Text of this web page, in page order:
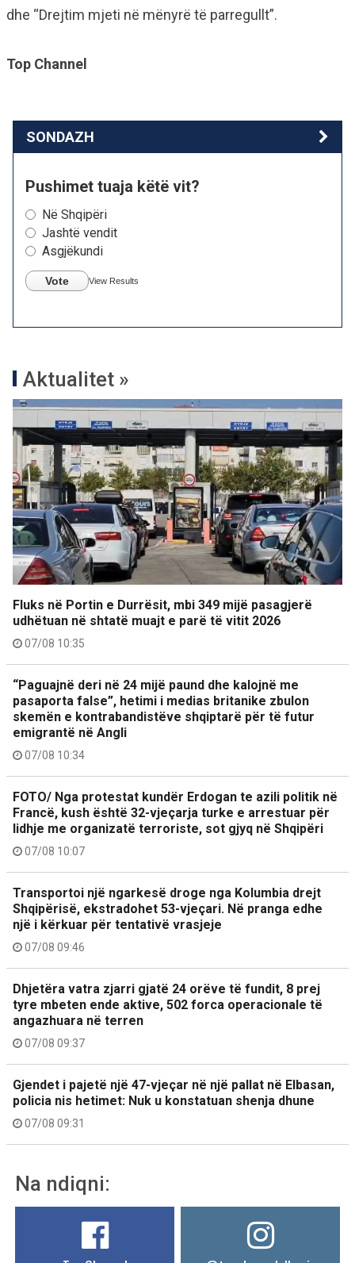
dhe “Drejtim mjeti në mënyrë të parregullt”.
Top Channel
SONDAZH
Pushimet tuaja këtë vit?
Në Shqipëri
Jashtë vendit
Asgjëkundi
Vote View Results
Aktualitet »
Fluks në Portin e Durrësit, mbi 349 mijë pasagjerë
udhëtuan në shtatë muajt e parë të vitit 2026
07/08 10:35
“Paguajnë deri në 24 mijë paund dhe kalojnë me
pasaporta false”, hetimi i medias britanike zbulon
skemën e kontrabandistëve shqiptarë për të futur
emigrantë në Angli
07/08 10:34
FOTO/ Nga protestat kundër Erdogan te azili politik në
Francë, kush është 32-vjeçarja turke e arrestuar për
lidhje me organizatë terroriste, sot gjyq në Shqipëri
07/08 10:07
Transportoi një ngarkesë droge nga Kolumbia drejt
Shqipërisë, ekstradohet 53-vjeçari. Në pranga edhe
një i kërkuar për tentativë vrasjeje
07/08 09:46
Dhjetëra vatra zjarri gjatë 24 orëve të fundit, 8 prej
tyre mbeten ende aktive, 502 forca operacionale të
angazhuara në terren
07/08 09:37
Gjendet i pajetë një 47-vjeçar në një pallat në Elbasan,
policia nis hetimet: Nuk u konstatuan shenja dhune
07/08 09:31
Na ndiqni: